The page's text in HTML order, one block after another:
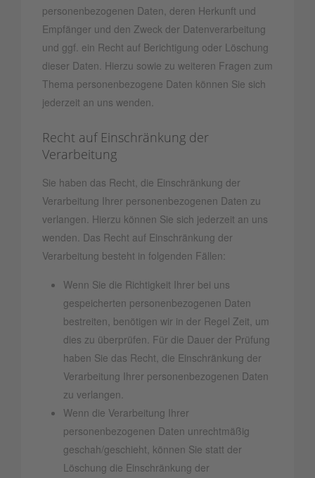
personenbezogenen Daten, deren Herkunft und
Empfänger und den Zweck der Datenverarbeitung
und ggf. ein Recht auf Berichtigung oder Löschung
dieser Daten. Hierzu sowie zu weiteren Fragen zum
Thema personenbezogene Daten können Sie sich
jederzeit an uns wenden.
Recht auf Einschränkung der
Verarbeitung
Sie haben das Recht, die Einschränkung der
Verarbeitung Ihrer personenbezogenen Daten zu
verlangen. Hierzu können Sie sich jederzeit an uns
wenden. Das Recht auf Einschränkung der
Verarbeitung besteht in folgenden Fällen:
Wenn Sie die Richtigkeit Ihrer bei uns
gespeicherten personenbezogenen Daten
bestreiten, benötigen wir in der Regel Zeit, um
dies zu überprüfen. Für die Dauer der Prüfung
haben Sie das Recht, die Einschränkung der
Verarbeitung Ihrer personenbezogenen Daten
zu verlangen.
Wenn die Verarbeitung Ihrer
personenbezogenen Daten unrechtmäßig
geschah/geschieht, können Sie statt der
Löschung die Einschränkung der